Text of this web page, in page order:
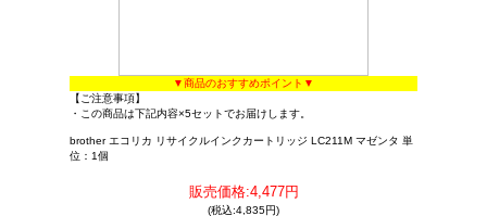
▼商品のおすすめポイント▼
【ご注意事項】
・この商品は下記内容×5セットでお届けします。
brother エコリカ リサイクルインクカートリッジ LC211M マゼンタ 単
位：1個
販売価格:4,477円
(税込:4,835円)